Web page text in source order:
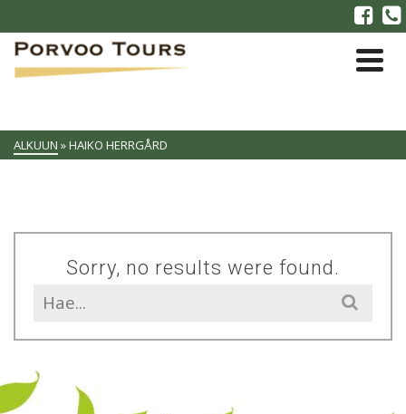
ALKUUN »HAIKO HERRGÅRD
Sorry, no results were found.
Search
for: